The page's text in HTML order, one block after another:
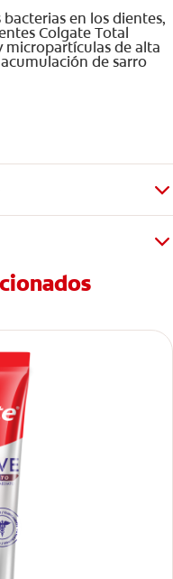
en los dientes,
Colgate Total
micropartículas de alta
de sarro